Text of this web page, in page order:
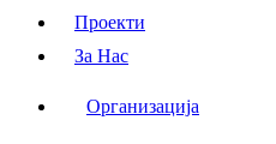
Проекти
За Нас
Организација